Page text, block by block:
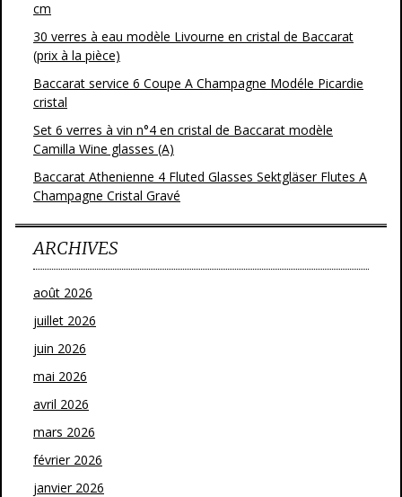
cm
30 verres à eau modèle Livourne en cristal de Baccarat
(prix à la pièce)
Baccarat service 6 Coupe A Champagne Modéle Picardie
cristal
Set 6 verres à vin n°4 en cristal de Baccarat modèle
Camilla Wine glasses (A)
Baccarat Athenienne 4 Fluted Glasses Sektgläser Flutes A
Champagne Cristal Gravé
ARCHIVES
août 2026
juillet 2026
juin 2026
mai 2026
avril 2026
mars 2026
février 2026
janvier 2026